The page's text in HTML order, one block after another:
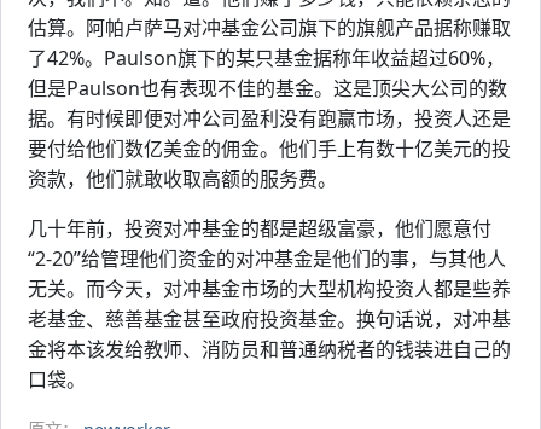
估算。阿帕卢萨马对冲基金公司旗下的旗舰产品据称赚取
了42%。Paulson旗下的某只基金据称年收益超过60%，
但是Paulson也有表现不佳的基金。这是顶尖大公司的数
据。有时候即便对冲公司盈利没有跑赢市场，投资人还是
要付给他们数亿美金的佣金。他们手上有数十亿美元的投
资款，他们就敢收取高额的服务费。
几十年前，投资对冲基金的都是超级富豪，他们愿意付
“2-20”给管理他们资金的对冲基金是他们的事，与其他人
无关。而今天，对冲基金市场的大型机构投资人都是些养
老基金、慈善基金甚至政府投资基金。换句话说，对冲基
金将本该发给教师、消防员和普通纳税者的钱装进自己的
口袋。